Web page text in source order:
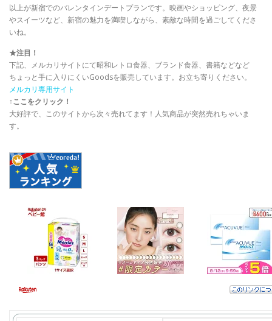
以上が新宿でのバレンタインデートプランです。映画やショッピング、夜景
やスイーツなど、新宿の魅力を満喫しながら、素敵な時間を過ごしてくださ
いね。
★注目！
下記、メルカリサイトにて昭和レトロ食器、ブランド食器、書籍などなど
ちょっと手に入りにくいGoodsを販売しています。お立ち寄りください。
メルカリ専用サイト
↑ここをクリック！
大好評で、このサイトから次々売れてます！人気商品が突然売れちゃいま
す。